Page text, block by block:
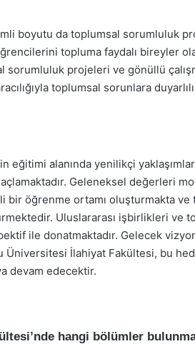
boyutu da toplumsal sorumluluk
topluma faydalı bireyler
sorumluluk projeleri ve gönüllü
toplumsal sorunlara
eğitimi alanında yenilikçi
Geleneksel değerleri
öğrenme ortamı oluşturmakta
Uluslararası işbirlikleri ve
ile donatmaktadır. Gelecek
İlahiyat Fakültesi, bu
devam edecektir.
hangi bölümler